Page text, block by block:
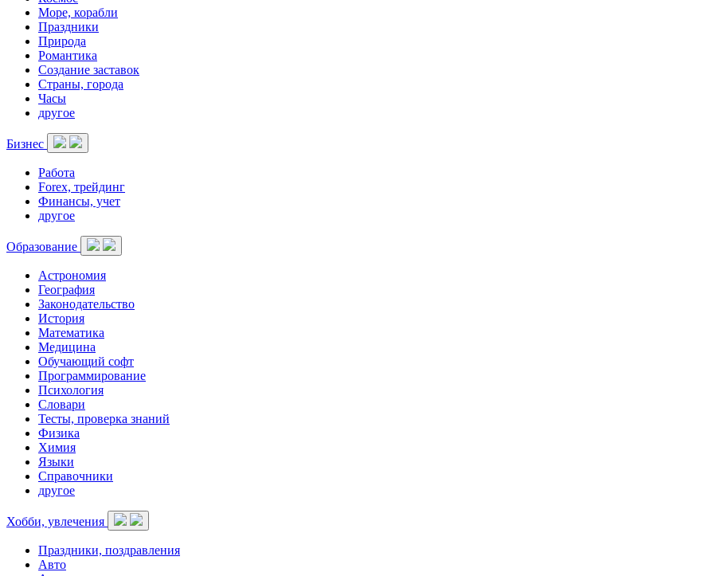
Море, корабли
Праздники
Природа
Романтика
Создание заставок
Страны, города
Часы
другое
Бизнес
Работа
Forex, трейдинг
Финансы, учет
другое
Образование
Астрономия
География
Законодательство
История
Математика
Медицина
Обучающий софт
Программирование
Психология
Словари
Тесты, проверка знаний
Физика
Химия
Языки
Справочники
другое
Хобби, увлечения
Праздники, поздравления
Авто